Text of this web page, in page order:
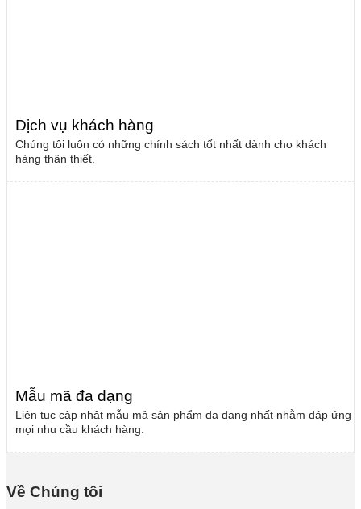
Dịch vụ khách hàng
Chúng tôi luôn có những chính sách tốt nhất dành cho khách
hàng thân thiết.
Mẫu mã đa dạng
Liên tục cập nhật mẫu mả sản phẩm đa dạng nhất nhằm đáp ứng
mọi nhu cầu khách hàng.
Về Chúng tôi